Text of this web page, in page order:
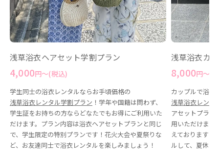
浅草浴衣ヘアセット学割プラン
4,000円〜(税込)
学生同士の浴衣レンタルならお手頃価格の
浅草浴衣レンタル学割プラン ！学年や国籍は問わず、
学生証をお持ちの方ならどなたでもお得にご利用いた
だけます。プラン内容は浴衣ヘアセットプランと同じ
で、学生限定の特別プランです！花火大会や夏祭りな
ど、お友達同士で浴衣レンタルを楽しみましょう！
浅草浴衣カ
8,000円〜(
カップルで浴衣
浅草浴衣レンタ
アセットプラン
用いただけます
えておりますの
ルして、夏休み